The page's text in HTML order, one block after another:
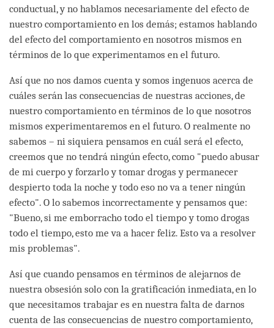
conductual, y no hablamos necesariamente del efecto de
nuestro comportamiento en los demás; estamos hablando
del efecto del comportamiento en nosotros mismos en
términos de lo que experimentamos en el futuro.
Así que no nos damos cuenta y somos ingenuos acerca de
cuáles serán las consecuencias de nuestras acciones, de
nuestro comportamiento en términos de lo que nosotros
mismos experimentaremos en el futuro. O realmente no
sabemos – ni siquiera pensamos en cuál será el efecto,
creemos que no tendrá ningún efecto, como "puedo abusar
de mi cuerpo y forzarlo y tomar drogas y permanecer
despierto toda la noche y todo eso no va a tener ningún
efecto". O lo sabemos incorrectamente y pensamos que:
"Bueno, si me emborracho todo el tiempo y tomo drogas
todo el tiempo, esto me va a hacer feliz. Esto va a resolver
mis problemas".
Así que cuando pensamos en términos de alejarnos de
nuestra obsesión solo con la gratificación inmediata, en lo
que necesitamos trabajar es en nuestra falta de darnos
cuenta de las consecuencias de nuestro comportamiento,